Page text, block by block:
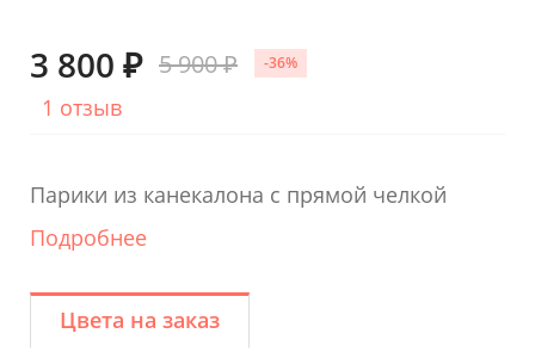
3 800 ₽ 5 900 ₽ -36%
1 отзыв
Парики из канекалона с прямой челкой
Подробнее
Цвета на заказ